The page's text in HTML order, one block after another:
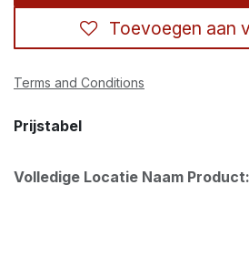
Toevoegen aan
Terms and Conditions
Prijstabel
Volledige Locatie Naam Product: